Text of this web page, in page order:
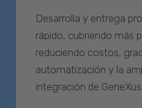
Desarrolla y entrega
rápido, cubriendo más
reduciendo costos,
automatización y la
integración de GeneXus.